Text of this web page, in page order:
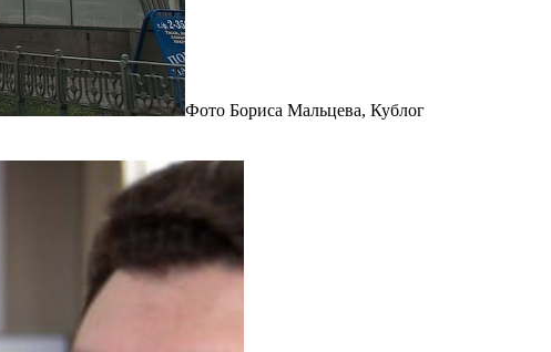
Фото Бориса Мальцева, Кублог